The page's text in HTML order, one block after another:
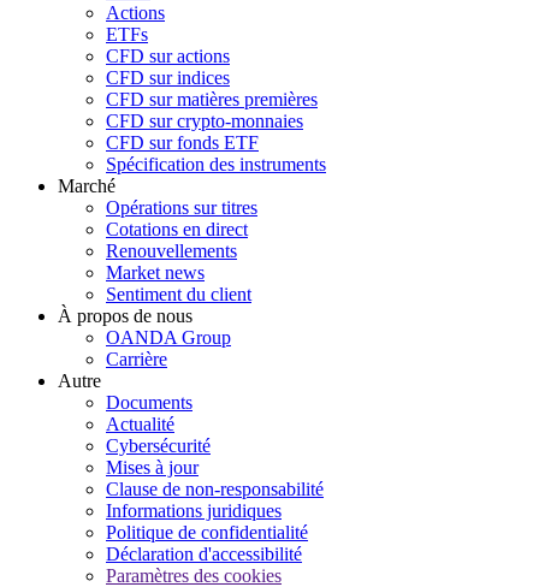
Actions
ETFs
CFD sur actions
CFD sur indices
CFD sur matières premières
CFD sur crypto-monnaies
CFD sur fonds ETF
Spécification des instruments
Marché
Opérations sur titres
Cotations en direct
Renouvellements
Market news
Sentiment du client
À propos de nous
OANDA Group
Carrière
Autre
Documents
Actualité
Cybersécurité
Mises à jour
Clause de non-responsabilité
Informations juridiques
Politique de confidentialité
Déclaration d'accessibilité
Paramètres des cookies